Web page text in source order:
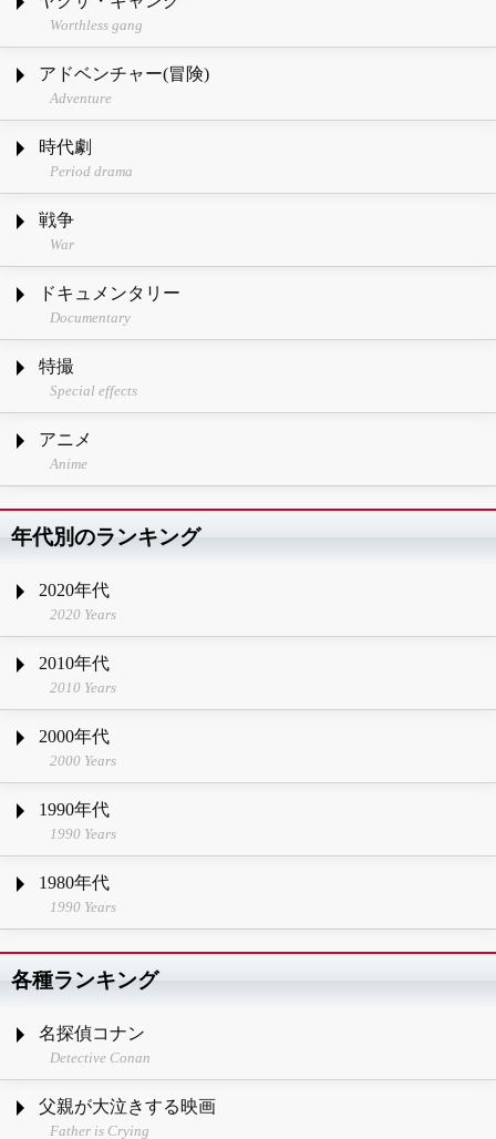
Worthless gang
アドベンチャー(冒険)
Adventure
時代劇
Period drama
戦争
War
ドキュメンタリー
Documentary
特撮
Special effects
アニメ
Anime
年代別のランキング
2020年代
2020 Years
2010年代
2010 Years
2000年代
2000 Years
1990年代
1990 Years
1980年代
1990 Years
各種ランキング
名探偵コナン
Detective Conan
父親が大泣きする映画
Father is Crying